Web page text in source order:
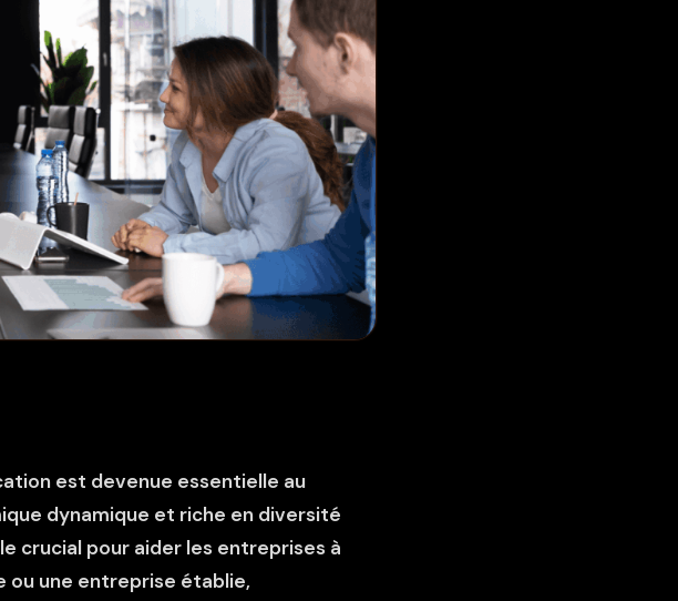
est devenue essentielle au
dynamique et riche en diversité
crucial pour aider les entreprises à
ou une entreprise établie,